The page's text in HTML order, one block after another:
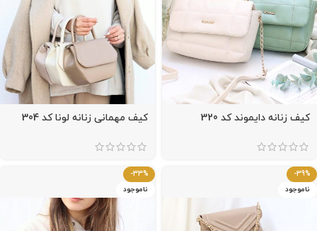
کیف زنانه دایموند کد 320 کیف مهمانی زنانه لونا کد 304
-39%
ناموجود
-33%
ناموجود